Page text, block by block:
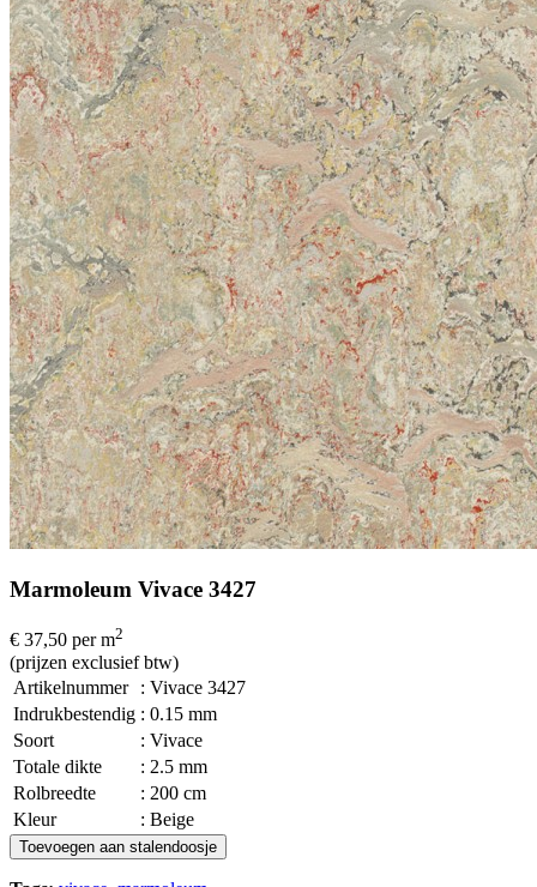
Marmoleum Vivace 3427
€ 37,50 per m2
(prijzen exclusief btw)
Artikelnummer
: Vivace 3427
Indrukbestendig : 0.15 mm
Soort
: Vivace
Totale dikte
: 2.5 mm
Rolbreedte
: 200 cm
Kleur
: Beige
Toevoegen aan stalendoosje